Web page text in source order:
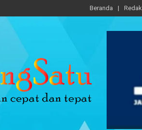
Beranda
Nasional